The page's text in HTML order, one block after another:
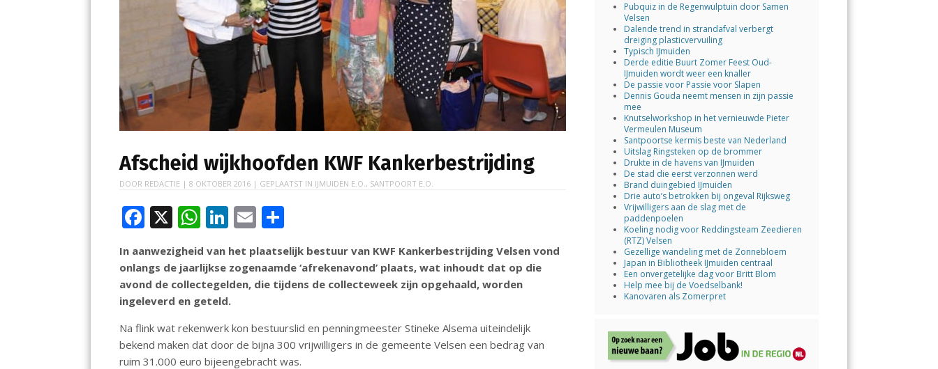
Afscheid wijkhoofden KWF Kankerbestrijding
DOOR REDACTIE |8 OKTOBER 2016 | GEPLAATST IN IJMUIDEN E.O., SANTPOORT E.O.
F
ac
e
b
o
o
k
X W
h
at
s
A
p
p
Li
n
k
e
dI
n
E
m
ai
l
e
n
In aanwezigheid van het plaatselijk bestuur van KWF Kankerbestrijding Velsen vond
onlangs de jaarlijkse zogenaamde ‘afrekenavond’ plaats, wat inhoudt dat op die
avond de collectegelden, die tijdens de collecteweek zijn opgehaald, worden
ingeleverd en geteld.
Na flink wat rekenwerk kon bestuurslid en penningmeester Stineke Alsema uiteindelijk
bekend maken dat door de bijna 300 vrijwilligers in de gemeente Velsen een bedrag van
ruim 31.000 euro bijeengebracht was.
Pubquiz in de Regenwulptuin door Samen
Velsen
Dalende trend in strandafval verbergt
dreiging plasticvervuiling
Typisch IJmuiden
Derde editie Buurt Zomer Feest Oud-
IJmuiden wordt weer een knaller
De passie voor Passie voor Slapen
Dennis Gouda neemt mensen in zijn passie
mee
Knutselworkshop in het vernieuwde Pieter
Vermeulen Museum
Santpoortse kermis beste van Nederland
Uitslag Ringsteken op de brommer
Drukte in de havens van IJmuiden
De stad die eerst verzonnen werd
Brand duingebied IJmuiden
Drie auto’s betrokken bij ongeval Rijksweg
Vrijwilligers aan de slag met de
paddenpoelen
Koeling nodig voor Reddingsteam Zeedieren
(RTZ) Velsen
Gezellige wandeling met de Zonnebloem
Japan in Bibliotheek IJmuiden centraal
Een onvergetelijke dag voor Britt Blom
Help mee bij de Voedselbank!
Kanovaren als Zomerpret